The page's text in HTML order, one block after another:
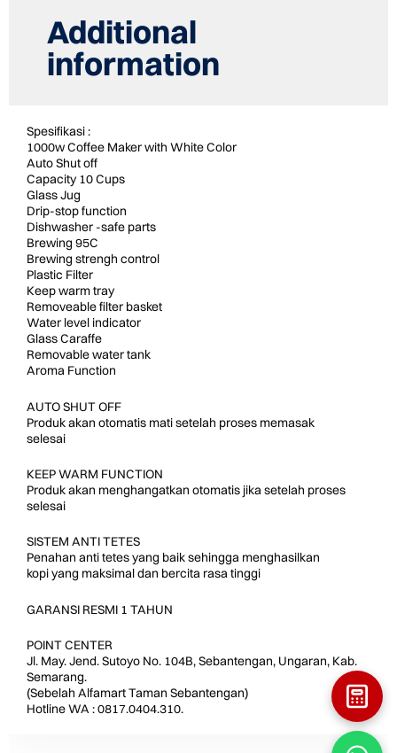
Additional
information
Spesifikasi :
1000w Coffee Maker with White Color
Auto Shut off
Capacity 10 Cups
Glass Jug
Drip-stop function
Dishwasher -safe parts
Brewing 95C
Brewing strengh control
Plastic Filter
Keep warm tray
Removeable filter basket
Water level indicator
Glass Caraffe
Removable water tank
Aroma Function
AUTO SHUT OFF
Produk akan otomatis mati setelah proses memasak
selesai
KEEP WARM FUNCTION
Produk akan menghangatkan otomatis jika setelah proses
selesai
SISTEM ANTI TETES
Penahan anti tetes yang baik sehingga menghasilkan
kopi yang maksimal dan bercita rasa tinggi
GARANSI RESMI 1 TAHUN
POINT CENTER
Jl. May. Jend. Sutoyo No. 104B, Sebantengan, Ungaran, Kab.
Semarang.
(Sebelah Alfamart Taman Sebantengan)
Hotline WA : 0817.0404.310.